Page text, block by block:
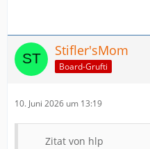
Stifler'sMom
Board-Grufti
10. Juni 2026 um 13:19
Zitat von hlp